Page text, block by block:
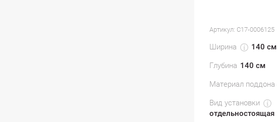
Артикул: С17-0006125
Ширина 140 см
Глубина 140 см
Материал поддона
Вид установки
отдельностоящая